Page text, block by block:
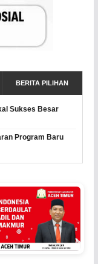
BERITA PILIHAN
Sukses Besar
Program Baru